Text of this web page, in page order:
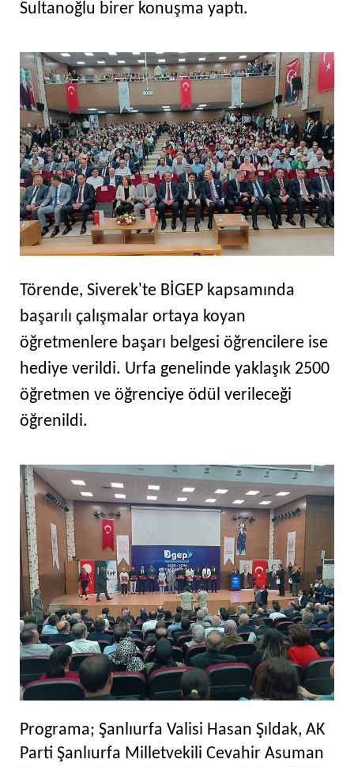
Sultanoğlu birer konuşma yaptı.
Törende, Siverek'te BİGEP kapsamında
başarılı çalışmalar ortaya koyan
öğretmenlere başarı belgesi öğrencilere ise
hediye verildi. Urfa genelinde yaklaşık 2500
öğretmen ve öğrenciye ödül verileceği
öğrenildi.
Programa; Şanlıurfa Valisi Hasan Şıldak, AK
Parti Şanlıurfa Milletvekili Cevahir Asuman